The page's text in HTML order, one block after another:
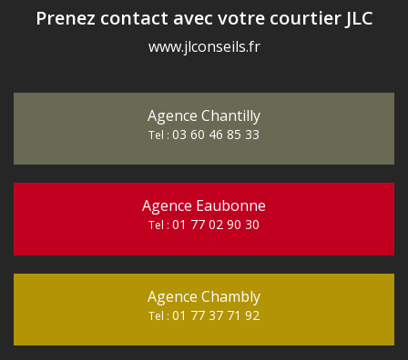
Prenez contact avec votre courtier JLC
www.jlconseils.fr
Agence Chantilly
Tel : 03 60 46 85 33
Agence Eaubonne
Tel : 01 77 02 90 30
Agence Chambly
Tel : 01 77 37 71 92